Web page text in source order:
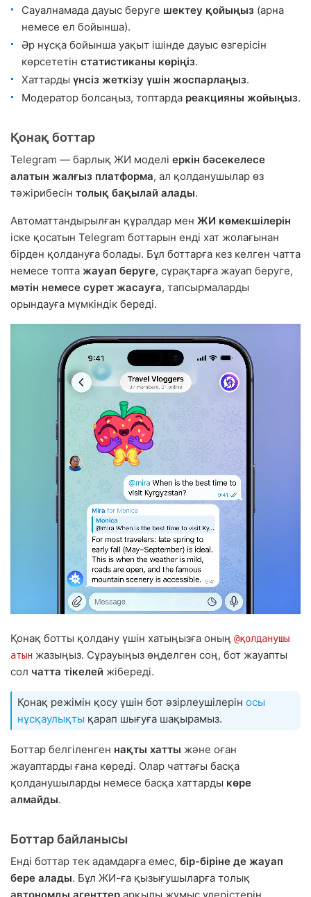
Сауалнамада дауыс беруге шектеу қойыңыз (арна
немесе ел бойынша).
Әр нұсқа бойынша уақыт ішінде дауыс өзгерісін
көрсететін статистиканы көріңіз.
Хаттарды үнсіз жеткізу үшін жоспарлаңыз.
Модератор болсаңыз, топтарда реакцияны жойыңыз.
Қонақ боттар
Telegram — барлық ЖИ моделі еркін бәсекелесе
алатын жалғыз платформа, ал қолданушылар өз
тәжірибесін толық бақылай алады.
Автоматтандырылған құралдар мен ЖИ көмекшілерін
іске қосатын Telegram боттарын енді хат жолағынан
бірден қолдануға болады. Бұл боттарға кез келген чатта
немесе топта жауап беруге, сұрақтарға жауап беруге,
мәтін немесе сурет жасауға, тапсырмаларды
орындауға мүмкіндік береді.
Қонақ ботты қолдану үшін хатыңызға оның @қолданушы
атын жазыңыз. Сұрауыңыз өңделген соң, бот жауапты
сол чатта тікелей жібереді.
Қонақ режімін қосу үшін бот әзірлеушілерін осы
нұсқаулықты қарап шығуға шақырамыз.
Боттар белгіленген нақты хатты және оған
жауаптарды ғана көреді. Олар чаттағы басқа
қолданушыларды немесе басқа хаттарды көре
алмайды.
Боттар байланысы
Енді боттар тек адамдарға емес, бір-біріне де жауап
бере алады. Бұл ЖИ-ға қызығушыларға толық